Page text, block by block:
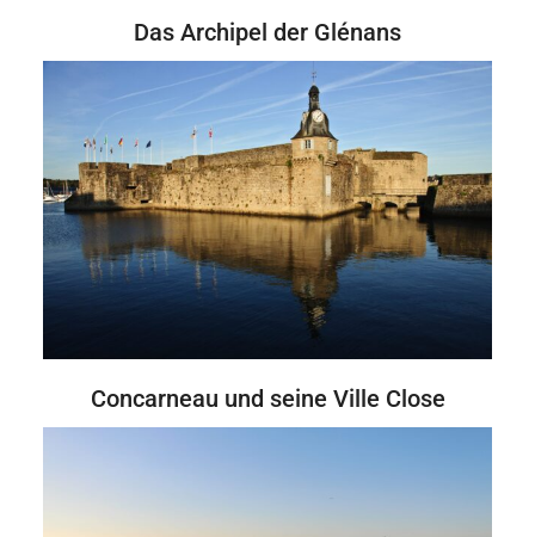
Das Archipel der Glénans
Concarneau und seine Ville Close